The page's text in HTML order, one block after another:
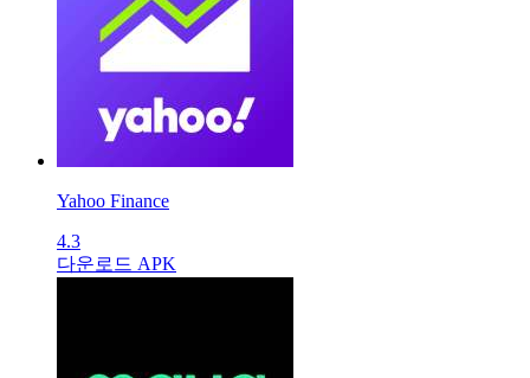
Yahoo Finance
4.3
다운로드 APK